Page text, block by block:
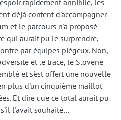
rapidement annihilé, les
déjà content d'accompagner
et le parcours n'a proposé
qui aurait pu le surprendre,
par équipes piégeux. Non,
et le tracé, le Slovène
et s'est offert une nouvelle
plus d'un cinquième maillot
Et dire que ce total aurait pu
l'avait souhaité…